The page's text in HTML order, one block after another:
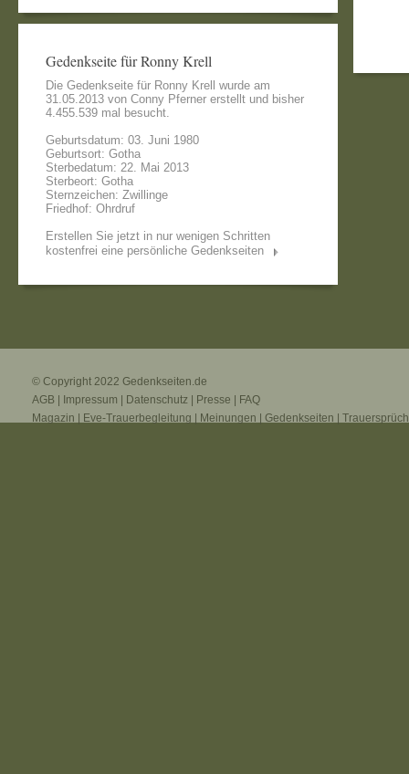
Gedenkseite für Ronny Krell
Die Gedenkseite für Ronny Krell wurde am
31.05.2013 von Conny Pferner erstellt und bisher
4.455.539 mal besucht.
Geburtsdatum: 03. Juni 1980
Geburtsort: Gotha
Sterbedatum: 22. Mai 2013
Sterbeort: Gotha
Sternzeichen: Zwillinge
Friedhof: Ohrdruf
Erstellen Sie jetzt in nur wenigen Schritten
kostenfrei eine persönliche Gedenkseiten
© Copyright 2022 Gedenkseiten.de
AGB
Impressum Datenschutz Presse
FAQ
Magazin
Eve-Trauerbegleitung Meinungen Gedenkseiten